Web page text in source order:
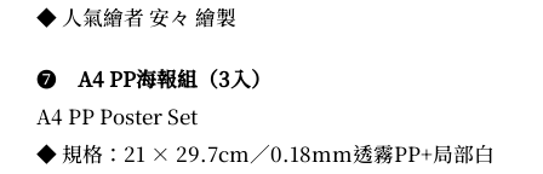
◆ 人氣繪者 安々 繪製
❼
A4 PP海報組（3入）
A4 PP Poster Set
◆ 規格：21 × 29.7cm／0.18mm透霧PP+局部白